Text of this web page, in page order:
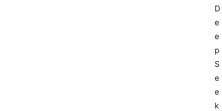
D
e
e
p
S
e
e
k